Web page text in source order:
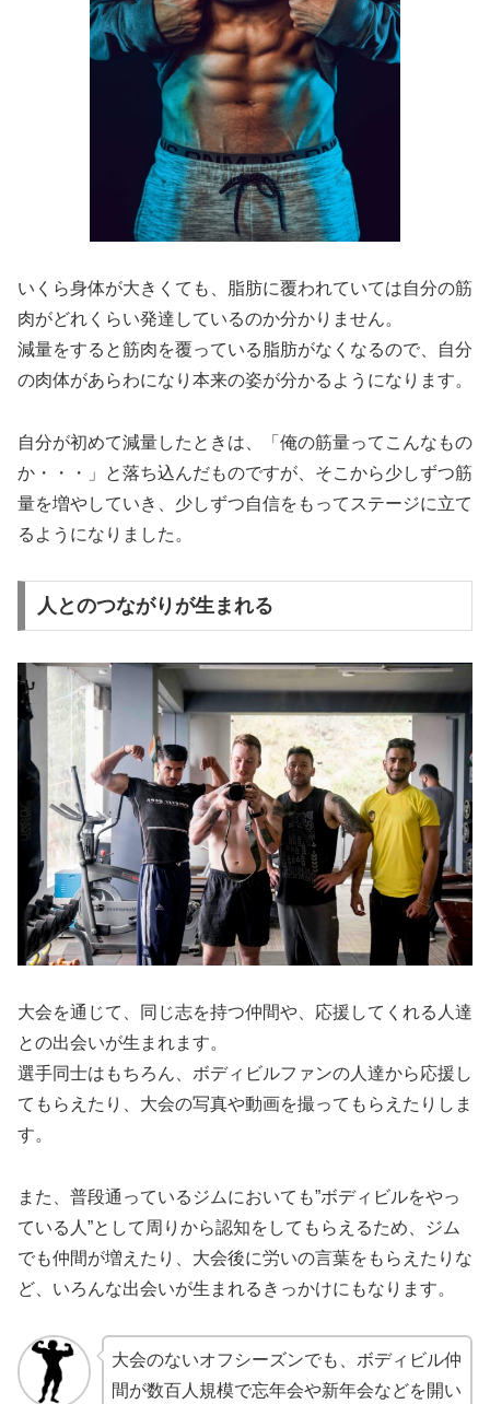
いくら身体が大きくても、脂肪に覆われていては自分の筋
肉がどれくらい発達しているのか分かりません。
減量をすると筋肉を覆っている脂肪がなくなるので、自分
の肉体があらわになり本来の姿が分かるようになります。
自分が初めて減量したときは、「俺の筋量ってこんなもの
か・・・」と落ち込んだものですが、そこから少しずつ筋
量を増やしていき、少しずつ自信をもってステージに立て
るようになりました。
人とのつながりが生まれる
大会を通じて、同じ志を持つ仲間や、応援してくれる人達
との出会いが生まれます。
選手同士はもちろん、ボディビルファンの人達から応援し
てもらえたり、大会の写真や動画を撮ってもらえたりしま
す。
また、普段通っているジムにおいても”ボディビルをやっ
ている人”として周りから認知をしてもらえるため、ジム
でも仲間が増えたり、大会後に労いの言葉をもらえたりな
ど、いろんな出会いが生まれるきっかけにもなります。
大会のないオフシーズンでも、ボディビル仲
間が数百人規模で忘年会や新年会などを開い